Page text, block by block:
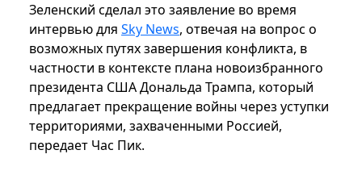
Зеленский сделал это заявление во время
интервью для Sky News, отвечая на вопрос о
возможных путях завершения конфликта, в
частности в контексте плана новоизбранного
президента США Дональда Трампа, который
предлагает прекращение войны через уступки
территориями, захваченными Россией,
передает Час Пик.